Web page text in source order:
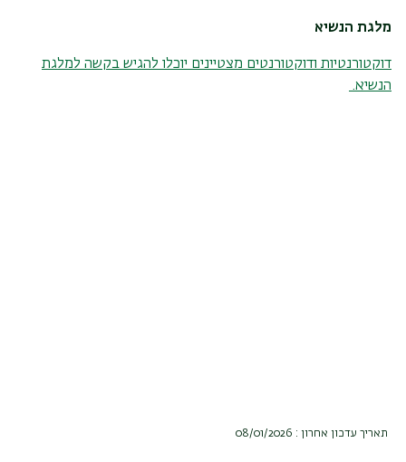
מלגת הנשיא
דוקטורנטיות ודוקטורנטים מצטיינים יוכלו להגיש בקשה למלגת
הנשיא.
תאריך עדכון אחרון : 08/01/2026